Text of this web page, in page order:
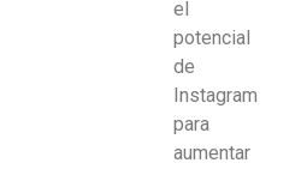
el
potencial
de
Instagram
para
aumentar